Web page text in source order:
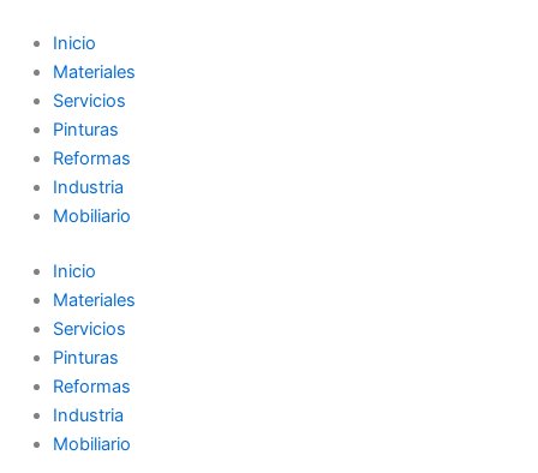
contenido
Inicio
Materiales
Servicios
Pinturas
Reformas
Industria
Mobiliario
Inicio
Materiales
Servicios
Pinturas
Reformas
Industria
Mobiliario